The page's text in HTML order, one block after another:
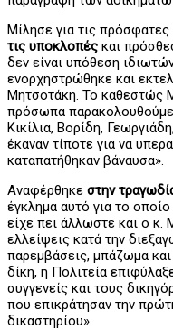
Μίλησε για τις πρόσφατες
τις υποκλοπές και
δεν είναι υπόθεση
ενορχηστρώθηκε και
Μητσοτάκη. Το καθεστώς
πρόσωπα
Κικίλια, Βορίδη,
έκαναν τίποτε για να
καταπατήθηκαν βάναυσα».
Αναφέρθηκε στην
έγκλημα αυτό για το
είχε πει άλλωστε και ο κ.
ελλείψεις κατά την
παρεμβάσεις, μπάζωμα
δίκη, η Πολιτεία
συγγενείς και τους
που επικράτησαν την
δικαστηρίου».